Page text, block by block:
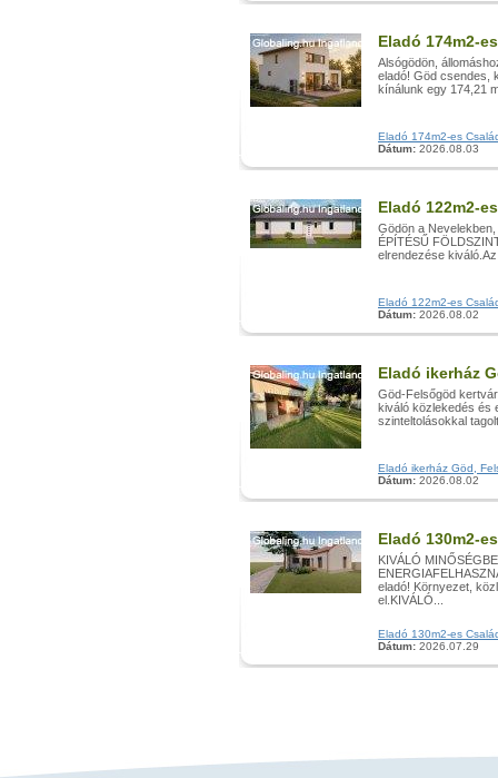
Eladó 174m2-
Alsógödön,
eladó! Göd csendes,
kínálunk egy 174,21
Eladó 174m2-es
Dátum: 2026.08.03
Eladó 122m2-
Gödön a
ÉPÍTÉSŰ
elrendezése
Eladó 122m2-es
Dátum: 2026.08.02
Eladó ikerház
Göd-Felsőgöd
kiváló közlekedés és
szinteltolásokkal
Eladó ikerház Göd,
Dátum: 2026.08.02
Eladó 130m2-
KIVÁLÓ
eladó! Környezet,
el.KIVÁLÓ...
Eladó 130m2-es
Dátum: 2026.07.29